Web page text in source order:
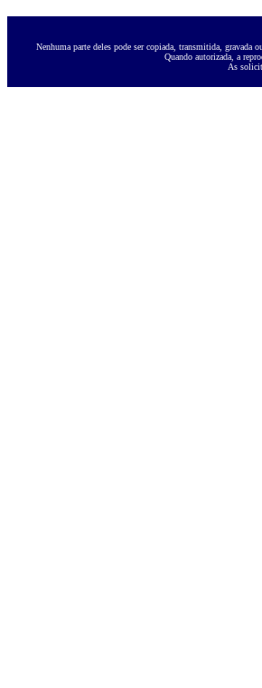
Nenhuma parte deles pode ser copiada, transmitida, gravada
Quando autorizada, a
As